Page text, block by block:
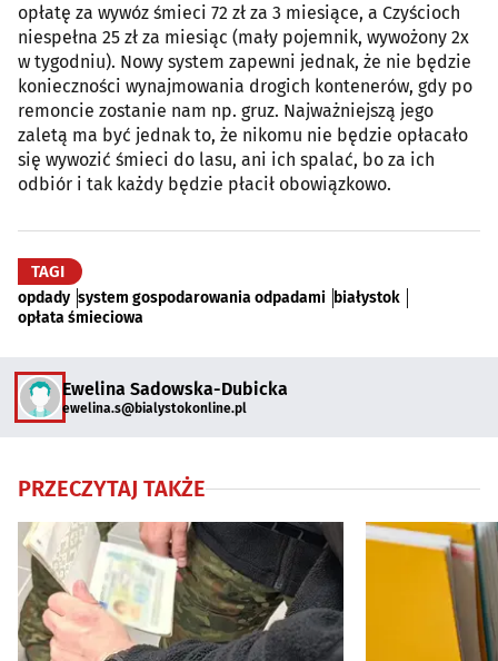
opłatę za wywóz śmieci 72 zł za 3 miesiące, a Czyścioch
niespełna 25 zł za miesiąc (mały pojemnik, wywożony 2x
w tygodniu). Nowy system zapewni jednak, że nie będzie
konieczności wynajmowania drogich kontenerów, gdy po
remoncie zostanie nam np. gruz. Najważniejszą jego
zaletą ma być jednak to, że nikomu nie będzie opłacało
się wywozić śmieci do lasu, ani ich spalać, bo za ich
odbiór i tak każdy będzie płacił obowiązkowo.
TAGI
opdady system gospodarowania odpadami białystok
opłata śmieciowa
Ewelina Sadowska-Dubicka
ewelina.s@bialystokonline.pl
PRZECZYTAJ TAKŻE